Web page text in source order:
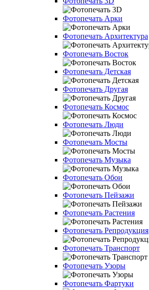
Фотопечать Арки
Фотопечать Архитектура
Фотопечать Восток
Фотопечать Детская
Фотопечать Другая
Фотопечать Космос
Фотопечать Люди
Фотопечать Мосты
Фотопечать Музыка
Фотопечать Обои
Фотопечать Пейзажи
Фотопечать Растения
Фотопечать Репродукция
Фотопечать Транспорт
Фотопечать Узоры
Фотопечать Фартуки